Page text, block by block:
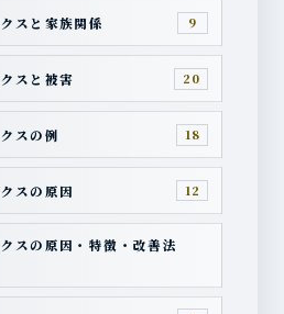
スと家族関係 9
スと被害 20
スの例 18
スの原因 12
スの原因・特徴・改善法